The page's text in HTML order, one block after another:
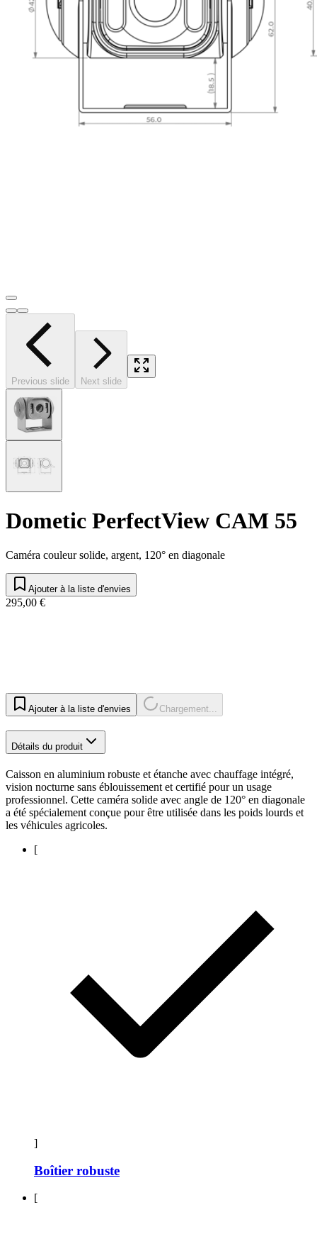
Previous slide Next slide
Dometic PerfectView CAM 55
Caméra couleur solide, argent, 120° en diagonale
Ajouter à la liste d'envies
295,00 €
Ajouter à la liste d'envies Chargement...
Détails du produit
Caisson en aluminium robuste et étanche avec chauffage intégré,
vision nocturne sans éblouissement et certifié pour un usage
professionnel. Cette caméra solide avec angle de 120° en diagonale
a été spécialement conçue pour être utilisée dans les poids lourds et
les véhicules agricoles.
[
]
Boîtier robuste
[